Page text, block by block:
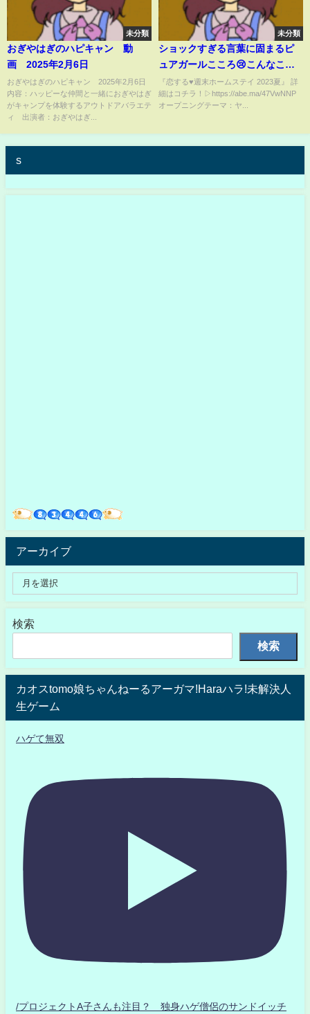
未分類
おぎやはぎのハピキャン 動
画 2025年2月6日
おぎやはぎのハピキャン 2025年2月6日
内容：ハッピーな仲間と一緒におぎやはぎ
がキャンプを体験するアウトドアバラエテ
ィ 出演者：おぎやはぎ...
未分類
ショックすぎる言葉に固まるピ
ュアガールこころ😢こんなこと
言われたら辛すぎる…#恋ステ
#shorts
『恋する♥週末ホームステイ 2023夏』 詳
細はコチラ！▷https://abe.ma/47VwNNP
オープニングテーマ：ヤ...
s
アーカイブ
検索
検索
カオスtomo娘ちゃんねーるアーガマ!Haraハラ!未解決人
生ゲーム
ハゲて無双
/プロジェクトA子さんも注目？ 独身ハゲ僧侶のサンドイッチ